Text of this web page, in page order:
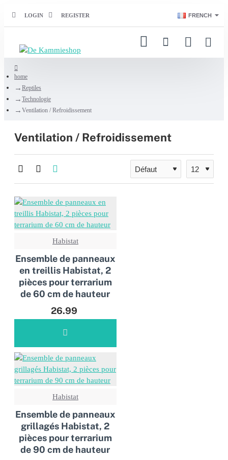
LOGIN REGISTER FRENCH
home
Reptiles
Technologie
Ventilation / Refroidissement
Ventilation / Refroidissement
Habistat
Ensemble de panneaux
en treillis Habistat, 2
pièces pour terrarium
de 60 cm de hauteur
26.99
Habistat
Ensemble de panneaux
grillagés Habistat, 2
pièces pour terrarium
de 90 cm de hauteur